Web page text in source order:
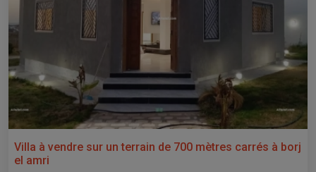
Villa à vendre sur un terrain de 700 mètres carrés à borj
el amri